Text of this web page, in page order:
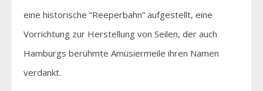
eine historische “Reeperbahn” aufgestellt, eine
Vorrichtung zur Herstellung von Seilen, der auch
Hamburgs berühmte Amüsiermeile ihren Namen
verdankt.